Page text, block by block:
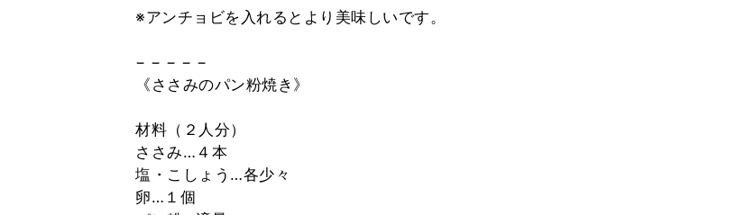
※アンチョビを入れるとより美味しいです。
− − − − −
《ささみのパン粉焼き》
材料（２人分）
ささみ…４本
塩・こしょう…各少々
卵…１個